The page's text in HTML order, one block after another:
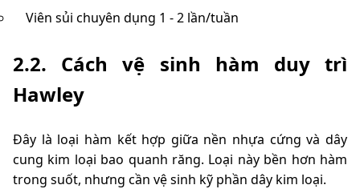
Viên sủi chuyên dụng 1 - 2 lần/tuần
2.2. Cách vệ sinh hàm duy trì
Hawley
Đây là loại hàm kết hợp giữa nền nhựa cứng và dây
cung kim loại bao quanh răng. Loại này bền hơn hàm
trong suốt, nhưng cần vệ sinh kỹ phần dây kim loại.